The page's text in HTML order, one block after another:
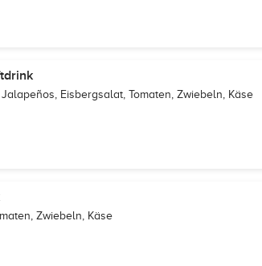
Eisbergsalat, Tomaten, Zwiebeln, Käse
Zwiebeln, Käse